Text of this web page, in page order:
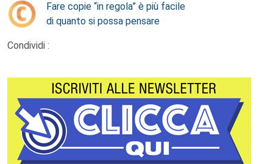
Fare copie “in regola” è più facile
di quanto si possa pensare
Condividi :